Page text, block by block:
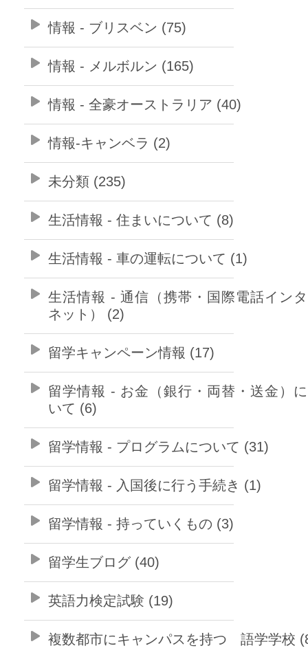
情報 - ブリスベン (75)
情報 - メルボルン (165)
情報 - 全豪オーストラリア (40)
情報-キャンベラ (2)
未分類 (235)
生活情報 - 住まいについて (8)
生活情報 - 車の運転について (1)
生活情報 - 通信（携帯・国際電話イン
ネット） (2)
留学キャンペーン情報 (17)
留学情報 - お金（銀行・両替・送金）
いて (6)
留学情報 - プログラムについて (31)
留学情報 - 入国後に行う手続き (1)
留学情報 - 持っていくもの (3)
留学生ブログ (40)
英語力検定試験 (19)
複数都市にキャンパスを持つ 語学学校